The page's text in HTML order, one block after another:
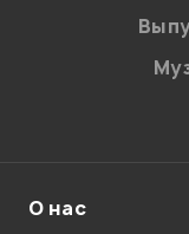
Введите
Отправить
О нас